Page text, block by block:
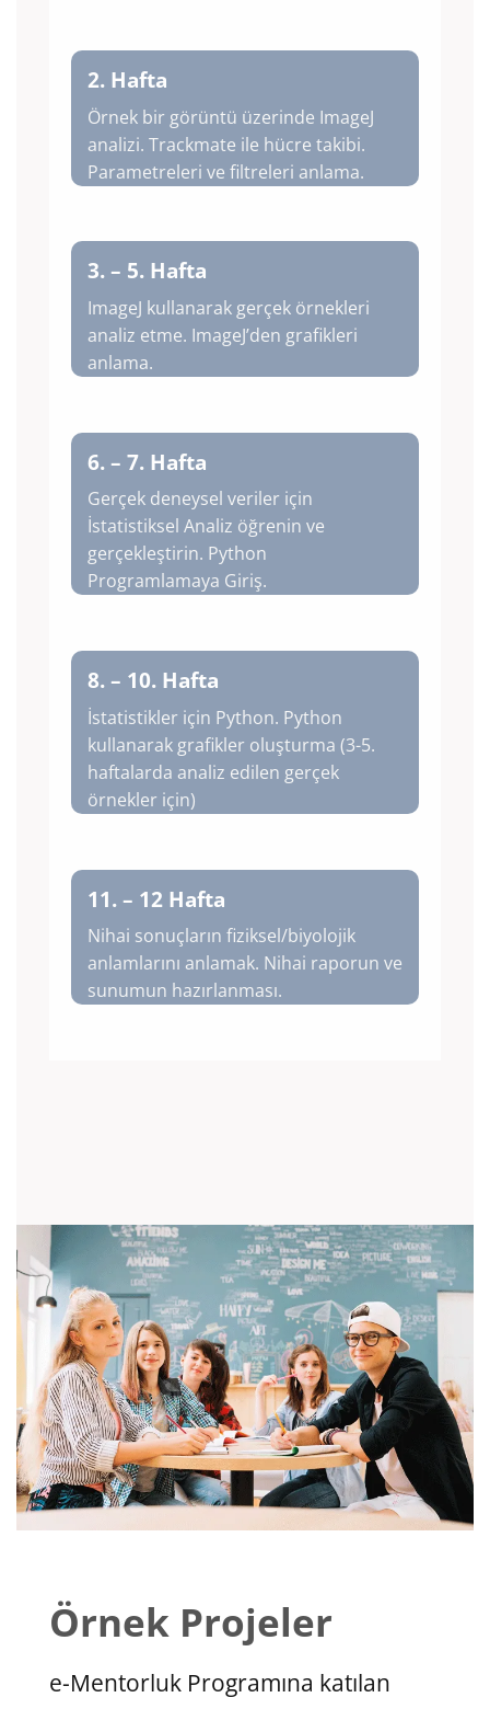
2. Hafta
Örnek bir görüntü üzerinde ImageJ
analizi. Trackmate ile hücre takibi.
Parametreleri ve filtreleri anlama.
3. – 5. Hafta
ImageJ kullanarak gerçek örnekleri
analiz etme. ImageJ’den grafikleri
anlama.
6. – 7. Hafta
Gerçek deneysel veriler için
İstatistiksel Analiz öğrenin ve
gerçekleştirin. Python
Programlamaya Giriş.
8. – 10. Hafta
İstatistikler için Python. Python
kullanarak grafikler oluşturma (3-5.
haftalarda analiz edilen gerçek
örnekler için)
11. – 12 Hafta
Nihai sonuçların fiziksel/biyolojik
anlamlarını anlamak. Nihai raporun ve
sunumun hazırlanması.
Örnek Projeler
e-Mentorluk Programına katılan